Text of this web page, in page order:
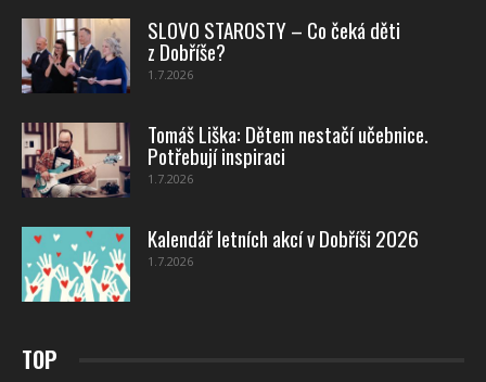
SLOVO STAROSTY – Co čeká děti
z Dobříše?
1.7.2026
Tomáš Liška: Dětem nestačí učebnice.
Potřebují inspiraci
1.7.2026
Kalendář letních akcí v Dobříši 2026
1.7.2026
TOP